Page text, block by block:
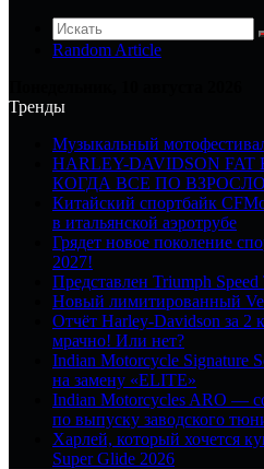
Random Article
Тренды
Музыкальный
HARLEY-DAVIDSON
КОГДА ВСЕ ПО
Китайский спортбайк
в итальянской аэротрубе
Грядет новое поколение
2027!
Представлен Triumph
Новый лимитированный
Отчёт Harley-Davidson за 2
мрачно! Или нет?
Indian Motorcycle Signature
на замену «ELITE»
Indian Motorcycles ARO —
по выпуску заводского
Харлей, который хочется
Super Glide 2026